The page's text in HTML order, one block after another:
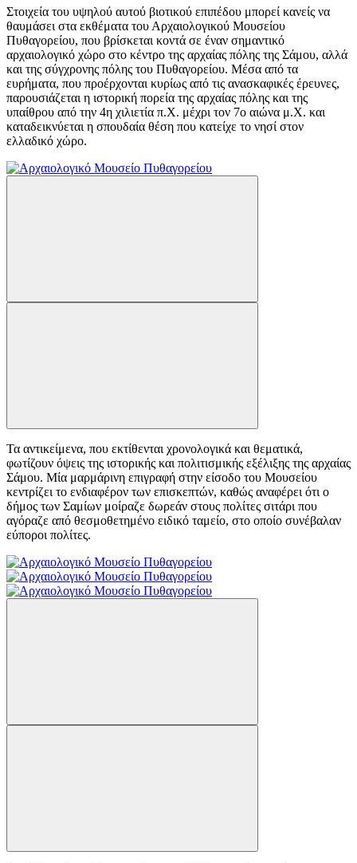
Στοιχεία του υψηλού αυτού βιοτικού επιπέδου μπορεί κανείς να
θαυμάσει στα εκθέματα του Αρχαιολογικού Μουσείου
Πυθαγορείου, που βρίσκεται κοντά σε έναν σημαντικό
αρχαιολογικό χώρο στο κέντρο της αρχαίας πόλης της Σάμου, αλλά
και της σύγχρονης πόλης του Πυθαγορείου. Μέσα από τα
ευρήματα, που προέρχονται κυρίως από τις ανασκαφικές έρευνες,
παρουσιάζεται η ιστορική πορεία της αρχαίας πόλης και της
υπαίθρου από την 4η χιλιετία π.Χ. μέχρι τον 7ο αιώνα μ.Χ. και
καταδεικνύεται η σπουδαία θέση που κατείχε το νησί στον
ελλαδικό χώρο.
Τα αντικείμενα, που εκτίθενται χρονολογικά και θεματικά,
φωτίζουν όψεις της ιστορικής και πολιτισμικής εξέλιξης της αρχαίας
Σάμου. Μία μαρμάρινη επιγραφή στην είσοδο του Μουσείου
κεντρίζει το ενδιαφέρον των επισκεπτών, καθώς αναφέρει ότι ο
δήμος των Σαμίων μοίραζε δωρεάν στους πολίτες σιτάρι που
αγόραζε από θεσμοθετημένο ειδικό ταμείο, στο οποίο συνέβαλαν
εύποροι πολίτες.